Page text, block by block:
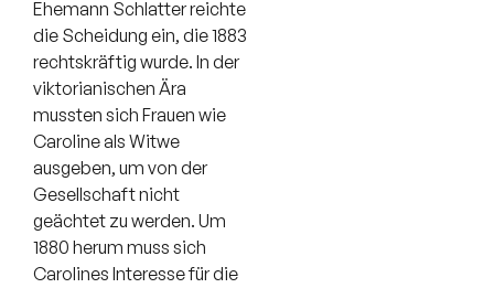
Ehemann Schlatter reichte
die Scheidung ein, die 1883
rechtskräftig wurde. In der
viktorianischen Ära
mussten sich Frauen wie
Caroline als Witwe
ausgeben, um von der
Gesellschaft nicht
geächtet zu werden. Um
1880 herum muss sich
Carolines Interesse für die